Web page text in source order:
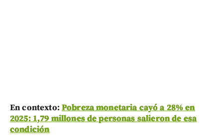
En contexto: Pobreza monetaria cayó a 28% en
2025: 1,79 millones de personas salieron de esa
condición